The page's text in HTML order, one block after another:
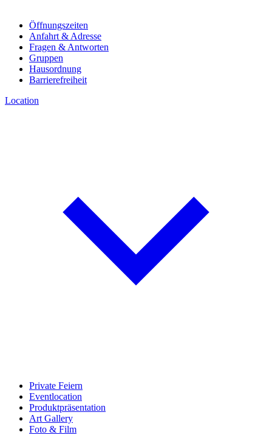
Öffnungszeiten
Anfahrt & Adresse
Fragen & Antworten
Gruppen
Hausordnung
Barrierefreiheit
Location
Private Feiern
Eventlocation
Produktpräsentation
Art Gallery
Foto & Film